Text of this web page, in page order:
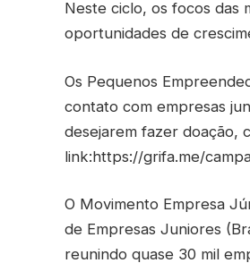
Neste ciclo, os focos das
oportunidades de
Os Pequenos
contato com empresas
desejarem fazer doação,
link:https://grifa.me/
O Movimento Empresa
de Empresas Juniores
reunindo quase 30 mil